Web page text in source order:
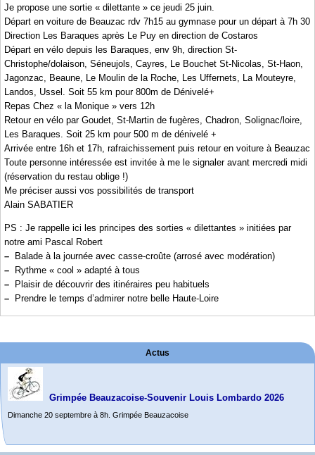
Je propose une sortie « dilettante » ce jeudi 25 juin.
Départ en voiture de Beauzac rdv 7h15 au gymnase pour un départ à 7h 30
Direction Les Baraques après Le Puy en direction de Costaros
Départ en vélo depuis les Baraques, env 9h, direction St-
Christophe/dolaison, Séneujols, Cayres, Le Bouchet St-Nicolas, St-Haon,
Jagonzac, Beaune, Le Moulin de la Roche, Les Uffernets, La Mouteyre,
Landos, Ussel. Soit 55 km pour 800m de Dénivelé+
Repas Chez « la Monique » vers 12h
Retour en vélo par Goudet, St-Martin de fugères, Chadron, Solignac/loire,
Les Baraques. Soit 25 km pour 500 m de dénivelé +
Arrivée entre 16h et 17h, rafraichissement puis retour en voiture à Beauzac
Toute personne intéressée est invitée à me le signaler avant mercredi midi
(réservation du restau oblige !)
Me préciser aussi vos possibilités de transport
Alain SABATIER
PS : Je rappelle ici les principes des sorties « dilettantes » initiées par
notre ami Pascal Robert
– Balade à la journée avec casse-croûte (arrosé avec modération)
– Rythme « cool » adapté à tous
– Plaisir de découvrir des itinéraires peu habituels
– Prendre le temps d’admirer notre belle Haute-Loire
Actus
Grimpée Beauzacoise-Souvenir Louis Lombardo 2026
Dimanche 20 septembre à 8h. Grimpée Beauzacoise